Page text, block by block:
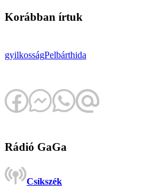
Korábban írtuk
gyilkosságPelbárthida
Rádió GaGa
Csíkszék